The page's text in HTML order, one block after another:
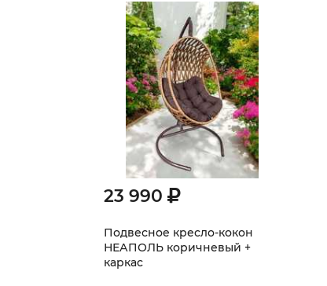
23 990
Подвесное кресло-кокон
НЕАПОЛЬ коричневый +
каркас